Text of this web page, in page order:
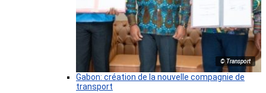
© Transport
Gabon: création de la nouvelle compagnie de
transport